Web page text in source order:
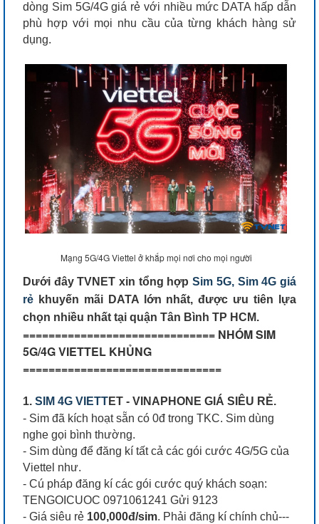
dòng Sim 5G/4G giá rẻ với nhiều mức DATA hấp dẫn
phù hợp với mọi nhu cầu của từng khách hàng sử
dụng.
Mạng 5G/4G Viettel ở khắp mọi nơi cho mọi người
Dưới đây TVNET xin tổng hợpSim 5G, Sim 4G giá
rẻ khuyến mãi DATA lớn nhất, được ưu tiên lựa
chọn nhiều nhất tại quận Tân Bình TP HCM.
============================== NHÓM SIM
5G/4G VIETTEL KHỦNG
===============================
1. SIM 4G VIETTET - VINAPHONE GIÁ SIÊU RẺ.
- Sim đã kích hoạt sẵn có 0đ trong TKC. Sim dùng
nghe gọi bình thường.
- Sim dùng để đăng kí tất cả các gói cước 4G/5G của
Viettel như.
- Cú pháp đăng kí các gói cước quý khách soạn:
TENGOICUOC 0971061241 Gửi 9123
- Giá siêu rẻ 100,000đ/sim. Phải đăng kí chính chủ---